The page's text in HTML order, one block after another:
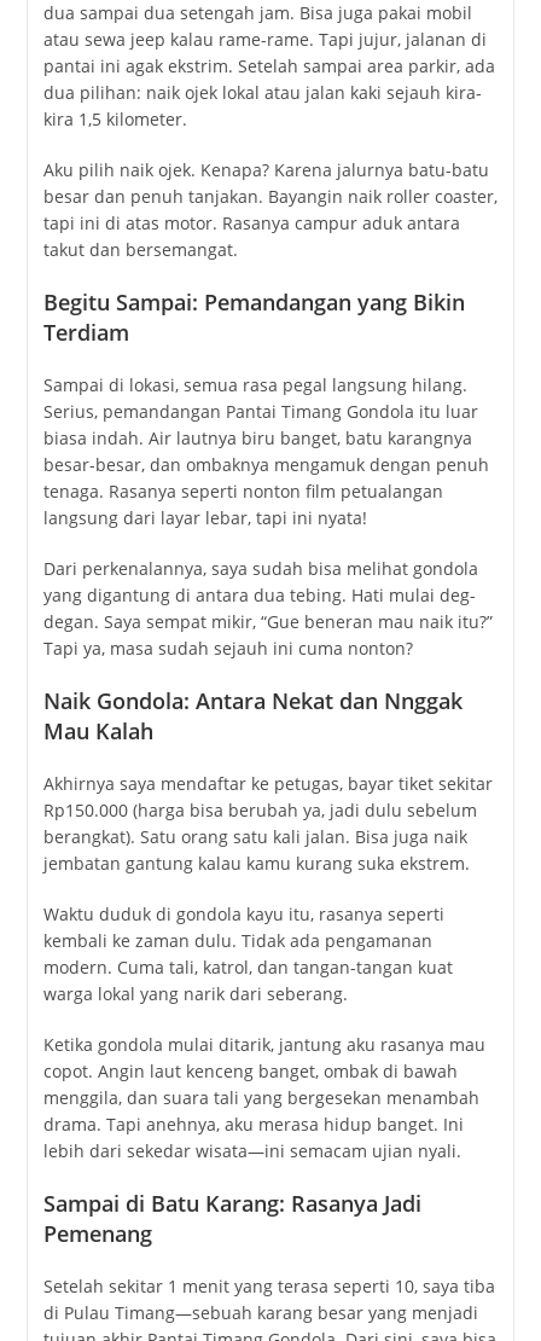
dua sampai dua setengah jam. Bisa juga pakai mobil
atau sewa jeep kalau rame-rame. Tapi jujur, jalanan di
pantai ini agak ekstrim. Setelah sampai area parkir, ada
dua pilihan: naik ojek lokal atau jalan kaki sejauh kira-
kira 1,5 kilometer.
Aku pilih naik ojek. Kenapa? Karena jalurnya batu-batu
besar dan penuh tanjakan. Bayangin naik roller coaster,
tapi ini di atas motor. Rasanya campur aduk antara
takut dan bersemangat.
Begitu Sampai: Pemandangan yang Bikin
Terdiam
Sampai di lokasi, semua rasa pegal langsung hilang.
Serius, pemandangan Pantai Timang Gondola itu luar
biasa indah. Air lautnya biru banget, batu karangnya
besar-besar, dan ombaknya mengamuk dengan penuh
tenaga. Rasanya seperti nonton film petualangan
langsung dari layar lebar, tapi ini nyata!
Dari perkenalannya, saya sudah bisa melihat gondola
yang digantung di antara dua tebing. Hati mulai deg-
degan. Saya sempat mikir, “Gue beneran mau naik itu?”
Tapi ya, masa sudah sejauh ini cuma nonton?
Naik Gondola: Antara Nekat dan Nnggak
Mau Kalah
Akhirnya saya mendaftar ke petugas, bayar tiket sekitar
Rp150.000 (harga bisa berubah ya, jadi dulu sebelum
berangkat). Satu orang satu kali jalan. Bisa juga naik
jembatan gantung kalau kamu kurang suka ekstrem.
Waktu duduk di gondola kayu itu, rasanya seperti
kembali ke zaman dulu. Tidak ada pengamanan
modern. Cuma tali, katrol, dan tangan-tangan kuat
warga lokal yang narik dari seberang.
Ketika gondola mulai ditarik, jantung aku rasanya mau
copot. Angin laut kenceng banget, ombak di bawah
menggila, dan suara tali yang bergesekan menambah
drama. Tapi anehnya, aku merasa hidup banget. Ini
lebih dari sekedar wisata—ini semacam ujian nyali.
Sampai di Batu Karang: Rasanya Jadi
Pemenang
Setelah sekitar 1 menit yang terasa seperti 10, saya tiba
di Pulau Timang—sebuah karang besar yang menjadi